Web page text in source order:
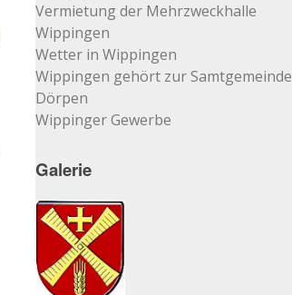
Vermietung der Mehrzweckhalle
Wippingen
Wetter in Wippingen
Wippingen gehört zur Samtgemeinde
Dörpen
Wippinger Gewerbe
Galerie